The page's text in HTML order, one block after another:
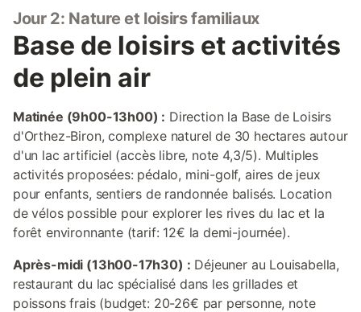
Jour 2: Nature et loisirs familiaux
Base de loisirs et activités
de plein air
Matinée (9h00-13h00) : Direction la Base de Loisirs
d'Orthez-Biron, complexe naturel de 30 hectares autour
d'un lac artificiel (accès libre, note 4,3/5). Multiples
activités proposées: pédalo, mini-golf, aires de jeux
pour enfants, sentiers de randonnée balisés. Location
de vélos possible pour explorer les rives du lac et la
forêt environnante (tarif: 12€ la demi-journée).
Après-midi (13h00-17h30) : Déjeuner au Louisabella,
restaurant du lac spécialisé dans les grillades et
poissons frais (budget: 20-26€ par personne, note